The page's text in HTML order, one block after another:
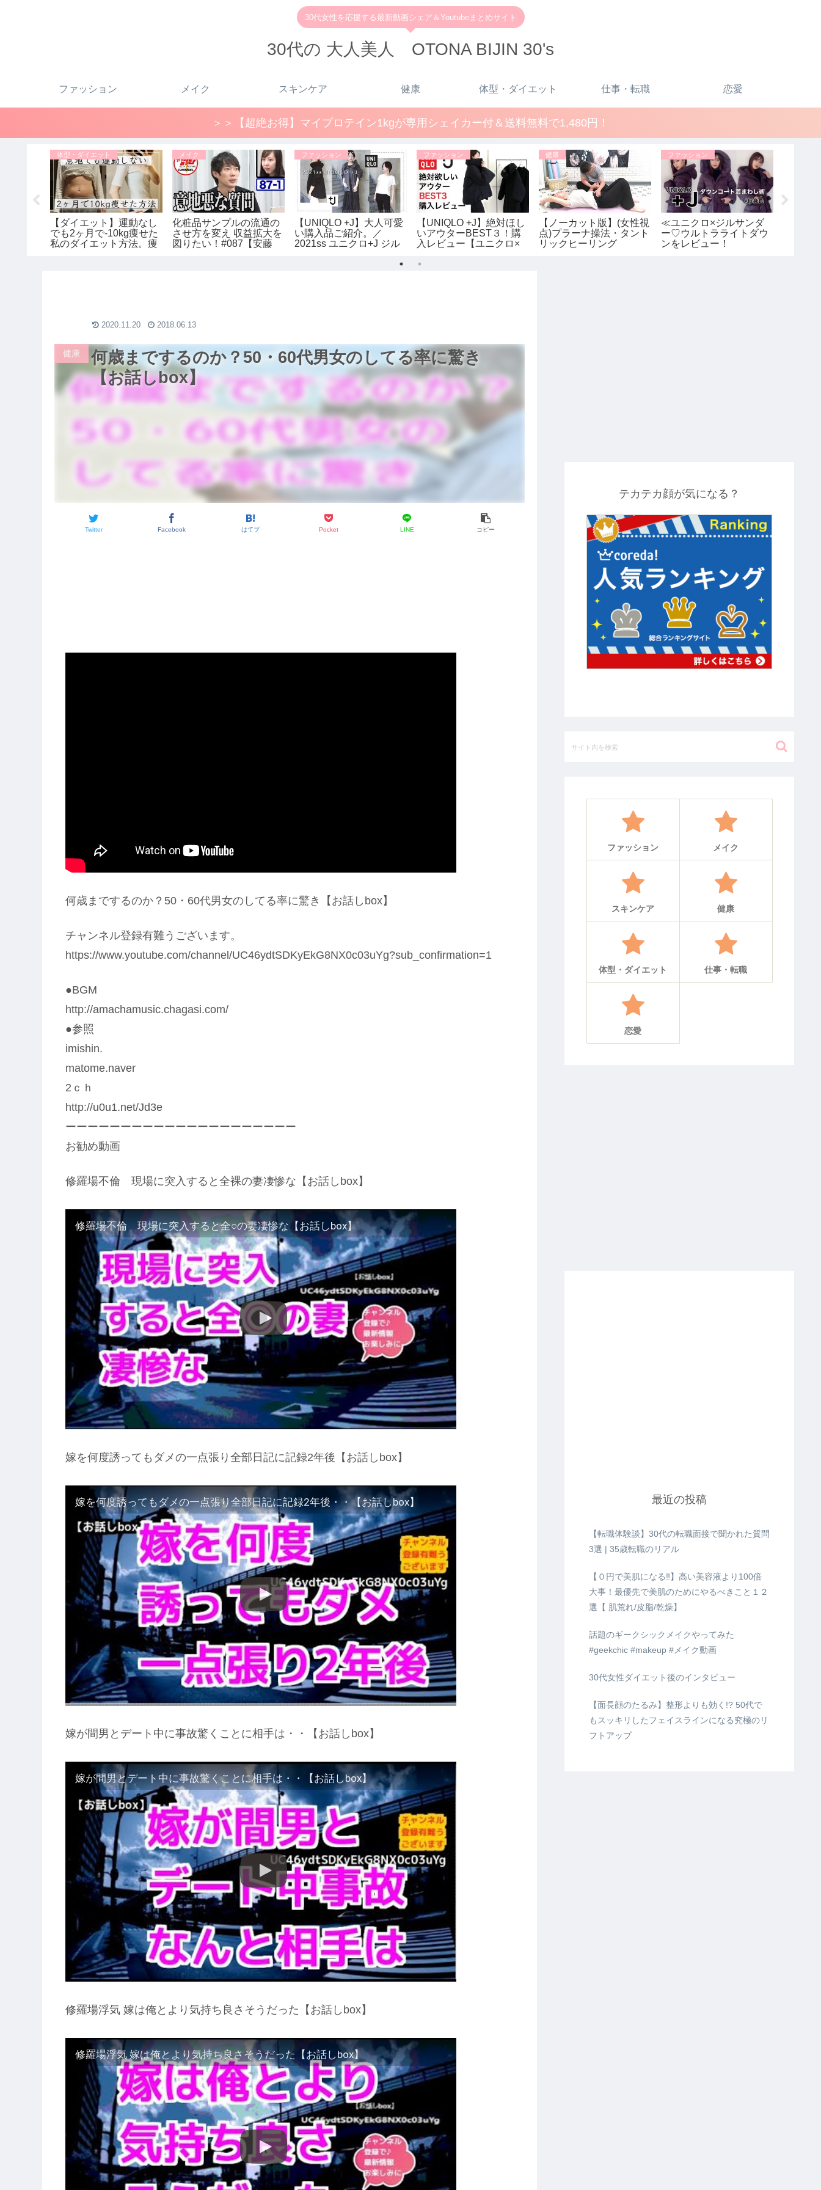
30代女性を応援する最新動画シェア＆Youtubeまとめサイト
30代の 大人美人 OTONA BIJIN 30's
ファッション メイク スキンケア 健康 体型・ダイエット 仕事・転職 恋愛
＞＞【超絶お得】マイプロテイン1kgが専用シェイカー付＆送料無料で1,480円！
体型・ダイエット
【ダイエット】運動なし
でも2ヶ月で-10kg痩せた
私のダイエット方法。痩
メイク
化粧品サンプルの流通の
させ方を変え 収益拡大を
図りたい！#087【安藤
ファッション
【UNIQLO +J】大人可愛
い購入品ご紹介。／
2021ss ユニクロ+J ジル
ファッション
【UNIQLO +J】絶対ほし
いアウターBEST３！購
入レビュー【ユニクロ×
ス
健康
【ノーカット版】(女性視
点)プラーナ操法・タント
リックヒーリング
ファッション
≪ユニクロ×ジルサンダ
ー♡ウルトラライトダウ
ンをレビュー！
何歳までするのか？50・60代男女のしてる率に驚き
【お話しbox】
健康
Twitter Facebook はてブ Pocket LINE コピー
2020.11.20 2018.06.13
何歳までするのか？50・60代男女のしてる率に驚き【お話しbox】
チャンネル登録有難うございます。
https://www.youtube.com/channel/UC46ydtSDKyEkG8NX0c03uYg?sub_confirmation=1
●BGM
http://amachamusic.chagasi.com/
●参照
imishin.
matome.naver
2ｃｈ
http://u0u1.net/Jd3e
ーーーーーーーーーーーーーーーーーーーーー
お勧め動画
修羅場不倫 現場に突入すると全裸の妻凄惨な【お話しbox】
修羅場不倫 現場に突入すると全○の妻凄惨な【お話しbox】
嫁を何度誘ってもダメの一点張り全部日記に記録2年後【お話しbox】
嫁を何度誘ってもダメの一点張り全部日記に記録2年後・・【お話しbox】
嫁が間男とデート中に事故驚くことに相手は・・【お話しbox】
嫁が間男とデート中に事故驚くことに相手は・・【お話しbox】
修羅場浮気 嫁は俺とより気持ち良さそうだった【お話しbox】
修羅場浮気 嫁は俺とより気持ち良さそうだった【お話しbox】
テカテカ顔が気になる？
ファッション メイク
スキンケア 健康
体型・ダイエット 仕事・転職
恋愛
最近の投稿
【転職体験談】30代の転職面接で聞かれた質問
3選 | 35歳転職のリアル
【０円で美肌になる‼️】高い美容液より100倍
大事！最優先で美肌のためにやるべきこと１２
選【 肌荒れ/皮脂/乾燥】
話題のギークシックメイクやってみた
#geekchic #makeup #メイク動画
30代女性ダイエット後のインタビュー
【面長顔のたるみ】整形よりも効く!? 50代で
もスッキリしたフェイスラインになる究極のリ
フトアップ